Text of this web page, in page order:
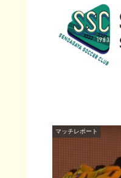
マッチレポート